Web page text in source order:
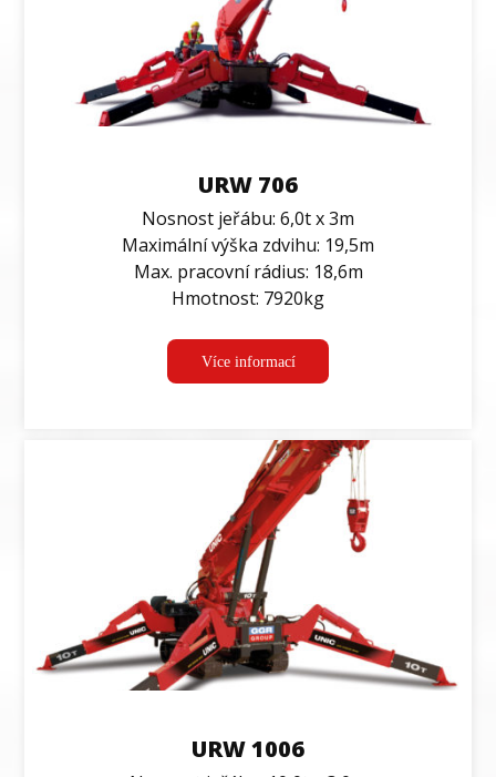
URW 706
Nosnost jeřábu: 6,0t x 3m
Maximální výška zdvihu: 19,5m
Max. pracovní rádius: 18,6m
Hmotnost: 7920kg
Více informací
URW 1006